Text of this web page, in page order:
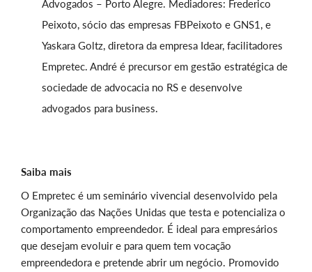
Advogados – Porto Alegre. Mediadores: Frederico
Peixoto, sócio das empresas FBPeixoto e GNS1, e
Yaskara Goltz, diretora da empresa Idear, facilitadores
Empretec. André é precursor em gestão estratégica de
sociedade de advocacia no RS e desenvolve
advogados para business.
Saiba mais
O Empretec é um seminário vivencial desenvolvido pela
Organização das Nações Unidas que testa e potencializa o
comportamento empreendedor. É ideal para empresários
que desejam evoluir e para quem tem vocação
empreendedora e pretende abrir um negócio. Promovido